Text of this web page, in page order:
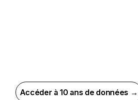
Accéder à 10 ans de données →